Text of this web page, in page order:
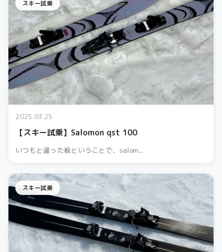
スキー試乗
2025.03.25
【スキー試乗】Salomon qst 100
いつもと違った板ということで、salom...
スキー試乗